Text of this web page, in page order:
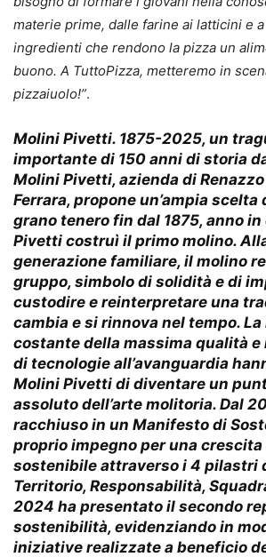
materie prime, dalle farine ai latticini e
ingredienti che rendono la pizza un
buono. A TuttoPizza, metteremo in
pizzaiuolo!”.
Molini Pivetti. 1875-2025, un
importante di 150 anni di storia
Molini Pivetti, azienda di
Ferrara, propone un’ampia scelta
grano tenero fin dal 1875, anno
Pivetti costruì il primo molino.
generazione familiare, il molino
gruppo, simbolo di solidità e di
custodire e reinterpretare una
cambia e si rinnova nel tempo.
costante della massima qualità e
di tecnologie all’avanguardia
Molini Pivetti di diventare un
assoluto dell’arte molitoria. Dal
racchiuso in un Manifesto di
proprio impegno per una
sostenibile attraverso i 4 pilastri
Territorio, Responsabilità,
2024 ha presentato il secondo
sostenibilità, evidenziando in
iniziative realizzate a beneficio